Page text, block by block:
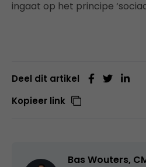
ingaat op het principe
Deel dit artikel
Kopieer link
Bas Wouters,